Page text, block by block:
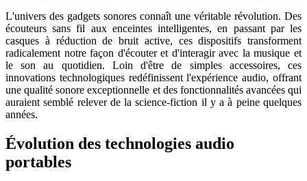
L'univers des gadgets sonores connaît une véritable révolution. Des
écouteurs sans fil aux enceintes intelligentes, en passant par les
casques à réduction de bruit active, ces dispositifs transforment
radicalement notre façon d'écouter et d'interagir avec la musique et
le son au quotidien. Loin d'être de simples accessoires, ces
innovations technologiques redéfinissent l'expérience audio, offrant
une qualité sonore exceptionnelle et des fonctionnalités avancées qui
auraient semblé relever de la science-fiction il y a à peine quelques
années.
Évolution des technologies audio
portables